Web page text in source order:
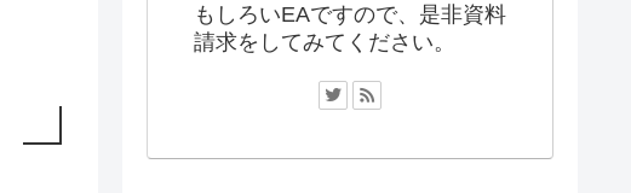
もしろいEAですので、是非資料
請求をしてみてください。